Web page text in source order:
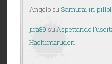
Angelo su Samurai in
jira89 suAspettando
Hachimaruden